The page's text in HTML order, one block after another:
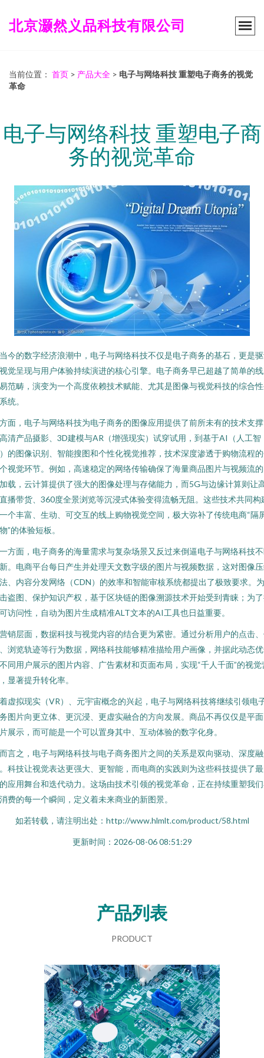
北京灏然义品科技有限公司
当前位置： 首页 > 产品大全 > 电子与网络科技 重塑电子商务的视觉
革命
电子与网络科技 重塑电子商
务的视觉革命
今的数字经济浪潮中，电子与网络科技不仅是电子商务的基石，更是
觉呈现与用户体验持续演进的核心引擎。电子商务早已超越了简单的
范畴，演变为一个高度依赖技术赋能、尤其是图像与视觉科技的综合
统。
面，电子与网络科技为电子商务的图像应用提供了前所未有的技术支
清产品摄影、3D建模与AR（增强现实）试穿试用，到基于AI（人工智
的图像识别、智能搜图和个性化视觉推荐，技术深度渗透于购物流程
视觉环节。例如，高速稳定的网络传输确保了海量商品图片与视频流
载，云计算提供了强大的图像处理与存储能力，而5G与边缘计算则让
播带货、360度全景浏览等沉浸式体验变得流畅无阻。这些技术共同构
个丰富、生动、可交互的线上购物视觉空间，极大弥补了传统电商“隔
”的体验短板。
方面，电子商务的海量需求与复杂场景又反过来倒逼电子与网络科技
。电商平台每日产生并处理天文数字级的图片与视频数据，这对图像
、内容分发网络（CDN）的效率和智能审核系统都提出了极致要求。
盗图、保护知识产权，基于区块链的图像溯源技术开始受到青睐；为
访问性，自动为图片生成精准ALT文本的AI工具也日益重要。
销层面，数据科技与视觉内容的结合更为紧密。通过分析用户的点击
浏览轨迹等行为数据，网络科技能够精准描绘用户画像，并据此动态
同用户展示的图片内容、广告素材和页面布局，实现“千人千面”的视觉
显著提升转化率。
虚拟现实（VR）、元宇宙概念的兴起，电子与网络科技将继续引领电
图片向更立体、更沉浸、更虚实融合的方向发展。商品不再仅仅是平
展示，而可能是一个可以置身其中、互动体验的数字化身。
言之，电子与网络科技与电子商务图片之间的关系是双向驱动、深度
科技让视觉表达更强大、更智能，而电商的实践则为这些科技提供了
应用舞台和迭代动力。这场由技术引领的视觉革命，正在持续重塑我
费的每一个瞬间，定义着未来商业的新图景。
如若转载，请注明出处：http://www.hlmlt.com/product/58.html
更新时间：2026-08-06 08:51:29
产品列表
PRODUCT